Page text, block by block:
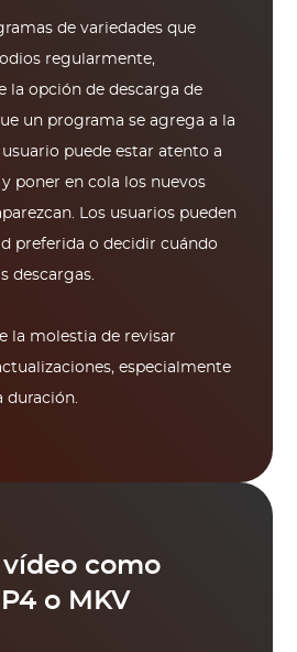
de variedades que
regularmente,
la opción de descarga de
un programa se agrega a la
usuario puede estar atento a
poner en cola los nuevos
Los usuarios pueden
preferida o decidir cuándo
descargas.
la molestia de revisar
especialmente
duración.
como
o MKV